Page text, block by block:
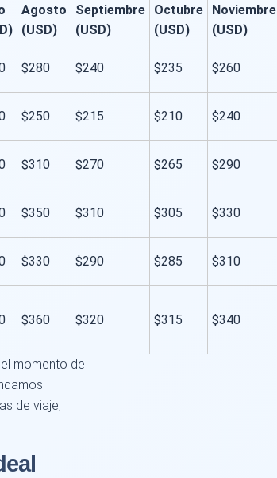
Agosto
(USD)
Septiembre
(USD)
Octubre
(USD)
Noviembre
(USD)
$280 $240 $235 $260
$250 $215 $210 $240
$310 $270 $265 $290
$350 $310 $305 $330
$330 $290 $285 $310
$360 $320 $315 $340
momento de
de viaje,